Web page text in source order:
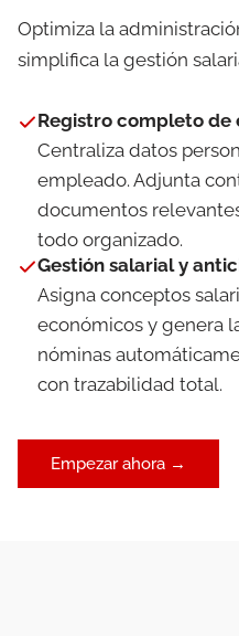
Optimiza la
simplifica la gestión
Registro completo de
Centraliza datos
empleado. Adjunta
documentos
todo organizado.
Gestión salarial y
Asigna conceptos
económicos y genera
nóminas
con trazabilidad total.
Empezar ahora →